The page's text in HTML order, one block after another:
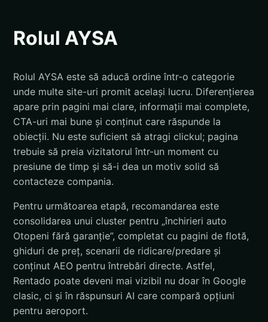
Rolul AYSA
Rolul AYSA este să aducă ordine într-o categorie
unde multe site-uri promit același lucru. Diferențierea
apare prin pagini mai clare, informații mai complete,
CTA-uri mai bune și conținut care răspunde la
obiecții. Nu este suficient să atragi clickul; pagina
trebuie să preia vizitatorul într-un moment cu
presiune de timp și să-i dea un motiv solid să
contacteze compania.
Pentru următoarea etapă, recomandarea este
consolidarea unui cluster pentru „închirieri auto
Otopeni fără garanție”, completat cu pagini de flotă,
ghiduri de preț, scenarii de ridicare/predare și
conținut AEO pentru întrebări directe. Astfel,
Rentado poate deveni mai vizibil nu doar în Google
clasic, ci și în răspunsuri AI care compară opțiuni
pentru aeroport.